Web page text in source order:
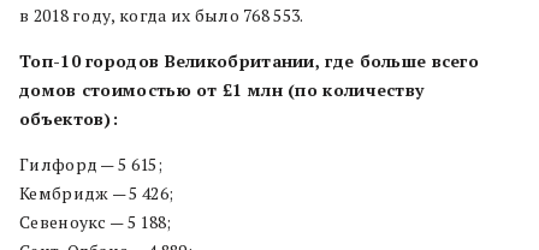
в 2018 году, когда их было 768 553.
Топ-10 городов Великобритании, где больше всего
домов стоимостью от £1 млн (по количеству
объектов):
Гилфорд — 5 615;
Кембридж — 5 426;
Севеноукс — 5 188;